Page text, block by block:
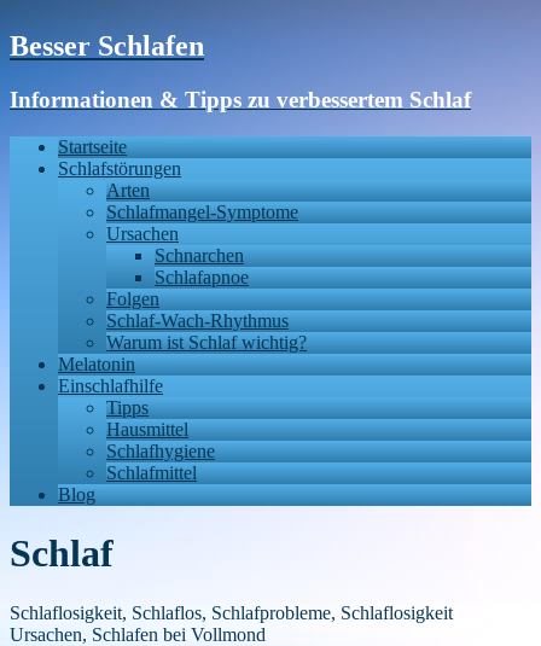
Besser Schlafen
Informationen & Tipps zu verbessertem Schlaf
Startseite
Schlafstörungen
Arten
Schlafmangel-Symptome
Ursachen
Schnarchen
Schlafapnoe
Folgen
Schlaf-Wach-Rhythmus
Warum ist Schlaf wichtig?
Melatonin
Einschlafhilfe
Tipps
Hausmittel
Schlafhygiene
Schlafmittel
Blog
Schlaf
Schlaflosigkeit, Schlaflos, Schlafprobleme, Schlaflosigkeit
Ursachen, Schlafen bei Vollmond